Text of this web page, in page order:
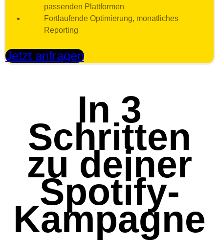
passenden Plattformen
Fortlaufende Optimierung, monatliches
Reporting
Jetzt anfragen
In 3
Schritten
zu deiner
Spotify-
Kampagne